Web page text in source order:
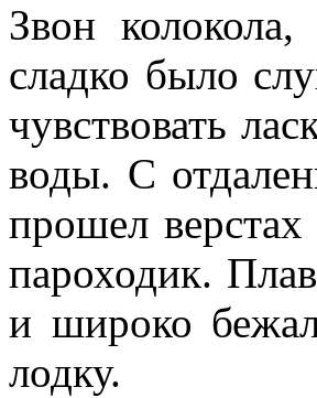
Звон
сладко было
чувствовать
воды. С
прошел
пароходик.
и широко
лодку.